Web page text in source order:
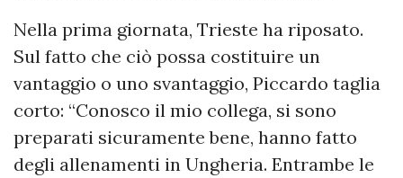
Nella prima giornata, Trieste ha riposato.
Sul fatto che ciò possa costituire un
vantaggio o uno svantaggio, Piccardo taglia
corto: “Conosco il mio collega, si sono
preparati sicuramente bene, hanno fatto
degli allenamenti in Ungheria. Entrambe le